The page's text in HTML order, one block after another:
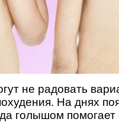
не радовать
На днях
голышом помогает